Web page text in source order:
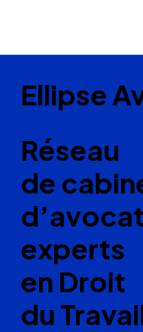
Ellipse
Réseau
de
experts
en Droit
du